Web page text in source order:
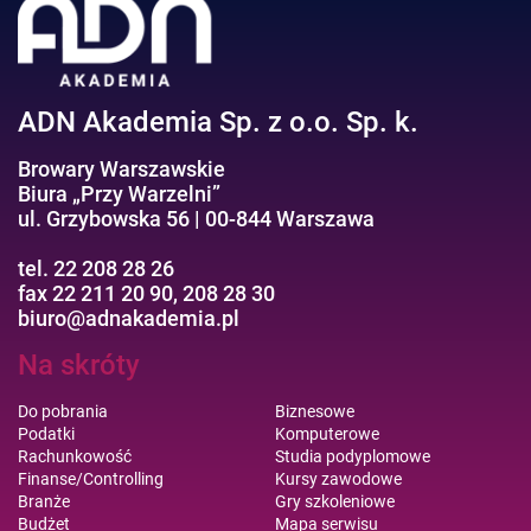
Efektywność osobista//Wellbeing
ADN Akademia Sp. z o.o. Sp. k.
Browary Warszawskie
Biura „Przy Warzelni”
ul. Grzybowska 56 | 00-844 Warszawa
tel. 22 208 28 26
fax 22 211 20 90, 208 28 30
biuro@adnakademia.pl
Na skróty
Do pobrania
Podatki
Rachunkowość
Finanse/Controlling
Branże
Budżet
Biznesowe
Komputerowe
Studia podyplomowe
Kursy zawodowe
Gry szkoleniowe
Mapa serwisu